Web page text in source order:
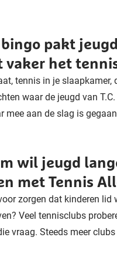
pakt jeugd
vaker het
tennis in je slaapkamer,
waar de jeugd van
mee aan de slag is
wil jeugd
met Tennis
zorgen dat kinderen lid
Veel tennisclubs
vraag. Steeds meer